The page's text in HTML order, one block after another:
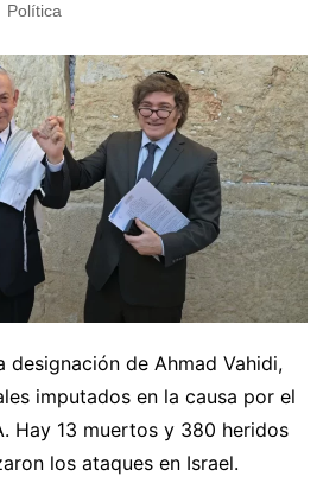
Política
designación de Ahmad Vahidi,
imputados en la causa por el
Hay 13 muertos y 380 heridos
los ataques en Israel.